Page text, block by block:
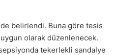
belirlendi. Buna göre tesis
olarak düzenlenecek.
tekerlekli sandalye